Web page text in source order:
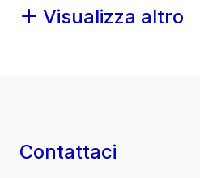
Visualizza altro
Contattaci